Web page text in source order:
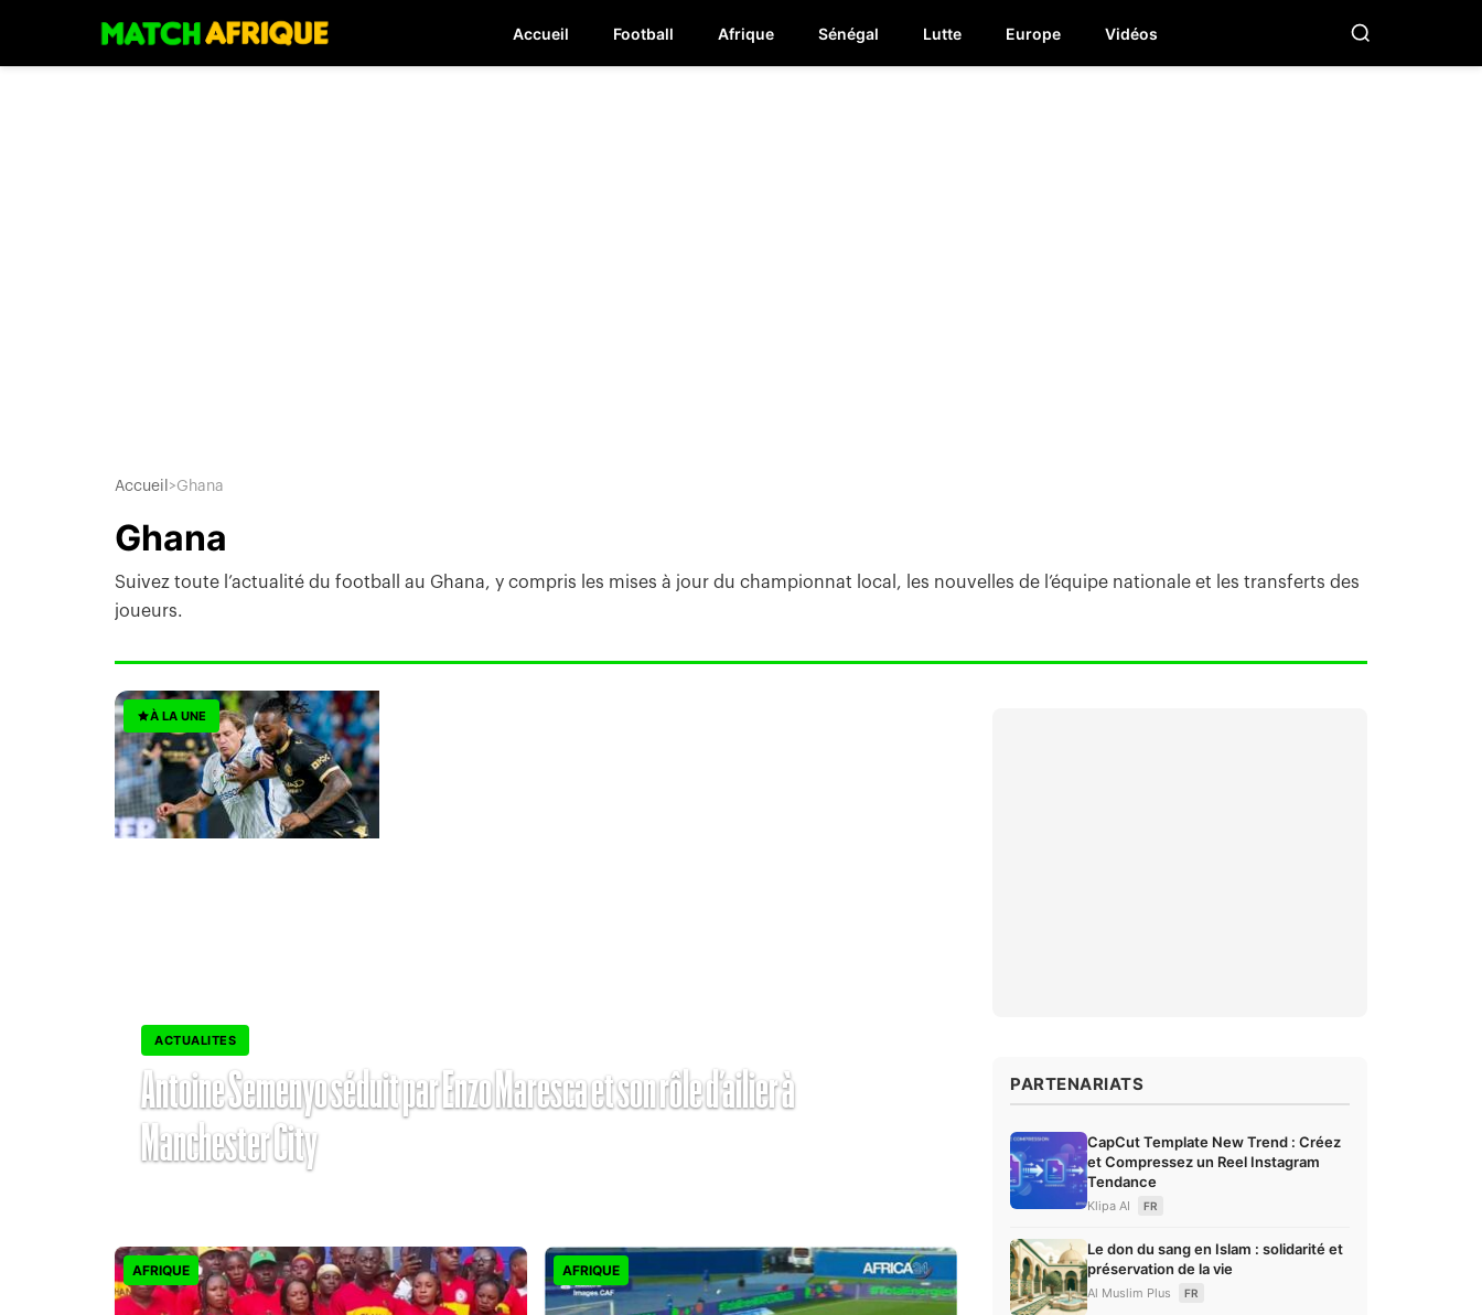
Accueil Football Afrique Sénégal Lutte Europe Vidéos
Accueil >Ghana
Ghana
Suivez toute l’actualité du football au Ghana, y compris les mises à jour du championnat local, les nouvelles de l’équipe nationale et les transferts des
joueurs.
ACTUALITES
Antoine Semenyo séduit par Enzo Maresca et son rôle d’ailier à
Manchester City
À LA UNE
AFRIQUE AFRIQUE
PARTENARIATS
CapCut Template New Trend : Créez
et Compressez un Reel Instagram
Tendance
Klipa AI FR
Le don du sang en Islam : solidarité et
préservation de la vie
Al Muslim Plus FR